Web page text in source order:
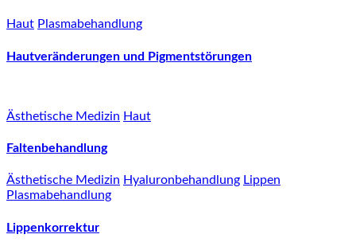
Haut Plasmabehandlung
Hautveränderungen und Pigmentstörungen
Ästhetische Medizin Haut
Faltenbehandlung
Ästhetische Medizin Hyaluronbehandlung Lippen
Plasmabehandlung
Lippenkorrektur